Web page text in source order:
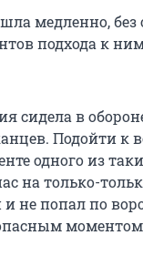
медленно, без
подхода к
сидела в
Подойти к
одного из
на только-
не попал по